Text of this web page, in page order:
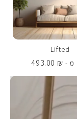
Lifted
מ -
493.00 ₪